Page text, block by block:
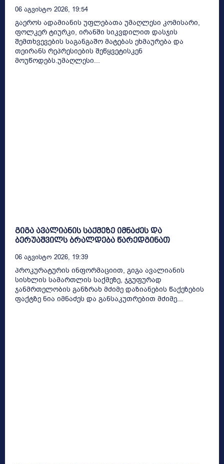
06 Აგვისტო 2026, 19:54
გაეროს ადამიანის უფლებათა უმაღლესი კომისარი,
ფოლკერ ტიურკი, ირანში სიკვდილით დასჯის
შემთხვევების საგანგაშო მატებას ეხმაურება და
თეირანს რეპრესიების შეწყვეტისკენ
მოუწოდებს.უმაღლესი...
გიგა ავალიანის საქმეზე იმნაძეს და
ბერუაშვილს ბრალდება წარედგინათ
06 Აგვისტო 2026, 19:39
პროკურატურის ინფორმაციით, გიგა ავალიანის
სისხლის სამართლის საქმეზე, ჯგუფურად
ჯანმრთელობის განზრახ მძიმე დაზიანების წაქეზების
ფაქტზე ნია იმნაძეს და განსაკუთრებით მძიმე...